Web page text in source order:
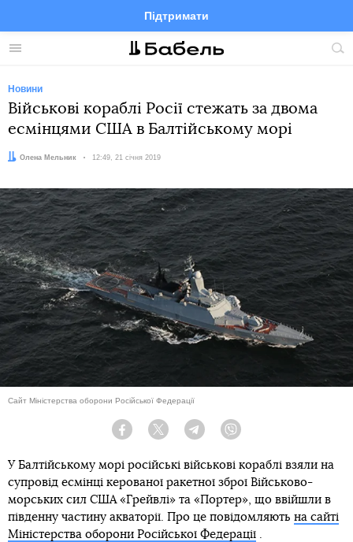
Меню
Підтримати
FacebookTelegramTwitter
Новини
Військові кораблі Росії стежать за двома
есмінцями США в Балтійському морі
Автор:
Олена Мельник Дата:
12:49, 21 січня 2019
Сайт Міністерства оборони Російської Федерації
Facebook Twitter Telegram
У Балтійському морі російські військові кораблі взяли на
супровід есмінці керованої ракетної зброї Військово-
морських сил США «Грейвлі» та «Портер», що ввійшли в
південну частину акваторії. Про це повідомляють на сайті
Міністерства оборони Російської Федерації .